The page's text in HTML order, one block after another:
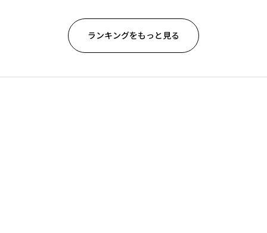
ランキングをもっと見る